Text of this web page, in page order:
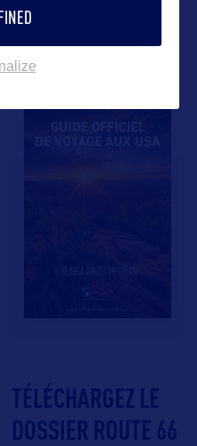
TÉLÉCHARGEZ LA
BROCHURE
TÉLÉCHARGEZ LE
DOSSIER ROUTE 66